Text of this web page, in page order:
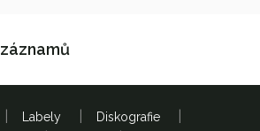
záznamů
Labely Diskografie